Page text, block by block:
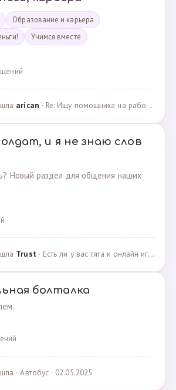
Образование и карьера
Учимся вместе
arican · Re: Ищу помощника на работе · 14.01.2025
и я не знаю слов
Новый раздел для общения наших
Trust · Есть ли у вас тяга к онлайн играм? · 02.05.2025
болталка
· Автобус · 02.05.2025